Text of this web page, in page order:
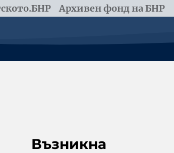
Архивен фонд на БНР
Възникна